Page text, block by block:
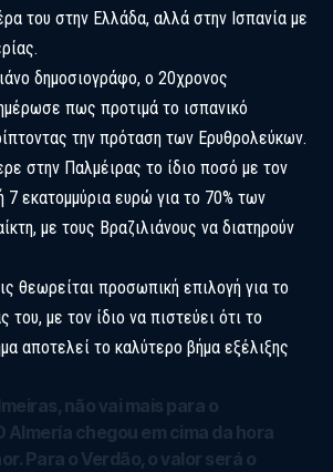
του στην Ελλάδα, αλλά στην Ισπανία με
δημοσιογράφο, ο 20χρονος
πως προτιμά το ισπανικό
την πρόταση των Ερυθρολεύκων.
στην Παλμέιρας το ίδιο ποσό με τον
7 εκατομμύρια ευρώ για το 70% των
με τους Βραζιλιάνους να διατηρούν
θεωρείται προσωπική επιλογή για το
του, με τον ίδιο να πιστεύει ότι το
αποτελεί το καλύτερο βήμα εξέλιξης
não vai mais para o
Almería chegou em cima da hora
Para o Verdão, o valor será o